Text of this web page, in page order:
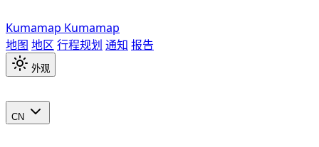
Kumamap Kumamap
地图 地区 行程规划 通知 报告
外观
CN